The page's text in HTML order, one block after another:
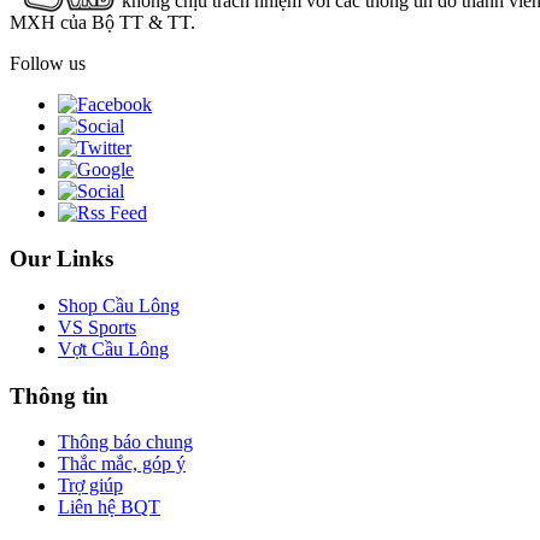
MXH của Bộ TT & TT.
Follow us
Our Links
Shop Cầu Lông
VS Sports
Vợt Cầu Lông
Thông tin
Thông báo chung
Thắc mắc, góp ý
Trợ giúp
Liên hệ BQT